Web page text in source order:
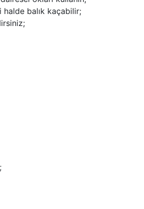
halde balık kaçabilir;